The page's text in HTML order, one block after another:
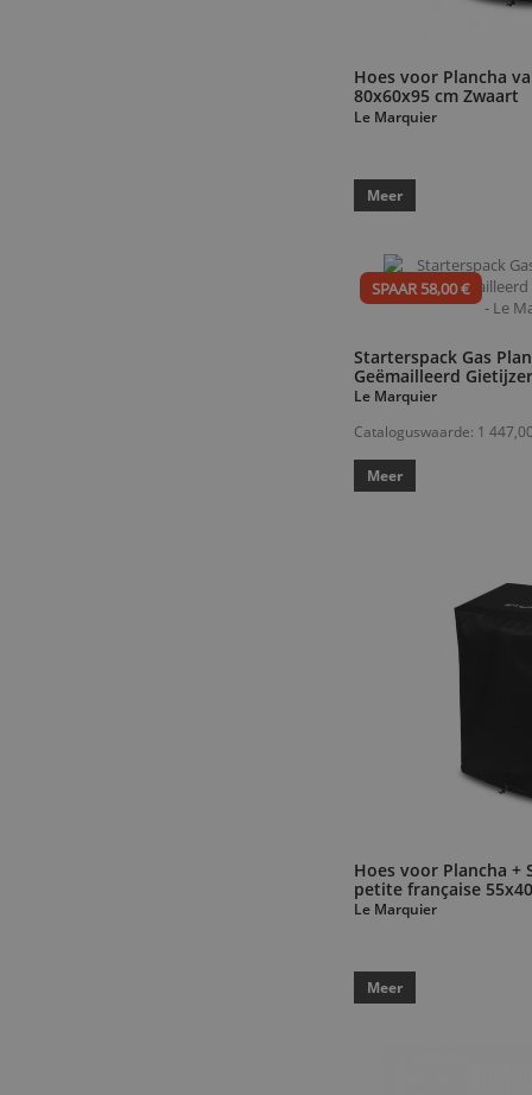
Hoes voor Plancha
80x60x95 cm Zwaart
Le Marquier
Meer
SPAAR 58,00 €
Starterspack Gas
Geëmailleerd
Le Marquier
Cataloguswaarde: 1
Meer
Hoes voor Plancha +
petite française
Le Marquier
Meer